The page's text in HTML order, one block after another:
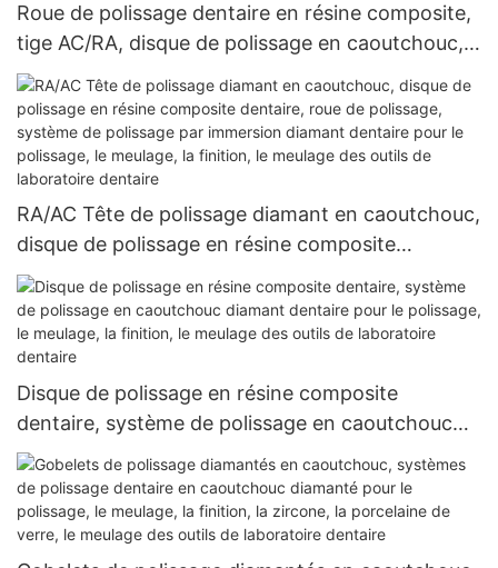
Roue de polissage dentaire en résine composite,
tige AC/RA, disque de polissage en caoutchouc,
système de diamant flexible en spirale
RA/AC Tête de polissage diamant en caoutchouc,
disque de polissage en résine composite
dentaire, roue de polissage, système de
polissage par immersion diamant dentaire pour le
polissage, le meulage, la finition, le meulage des
outils de laboratoire dentaire
Disque de polissage en résine composite
dentaire, système de polissage en caoutchouc
diamant dentaire pour le polissage, le meulage, la
finition, le meulage des outils de laboratoire
dentaire